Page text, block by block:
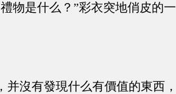
物是什么？”彩衣突地俏皮的一
沒有發現什么有價值的東西，